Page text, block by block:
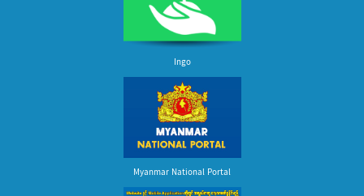
Ingo
Myanmar National Portal